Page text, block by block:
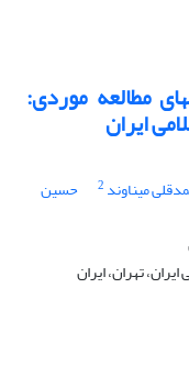
طراحی مدل سنجش اعتبار رسانه‎ای مطالعه موردی:
میناوند 2 حسین
تهران، ایران